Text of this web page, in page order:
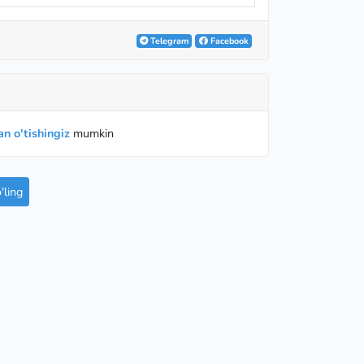
Telegram Facebook
o'tishingizmumkin